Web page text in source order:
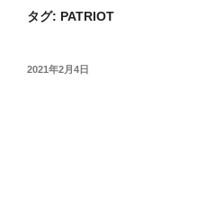
タグ: PATRIOT
投
2021年2月4日